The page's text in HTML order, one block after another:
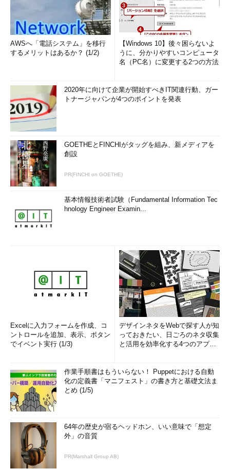
AWSへ「電話システム」を移行
するメリットはあるか？ (1/2)
【Windows 10】後々困らないよ
うに、分かりやすいコンピュータ
名（PC名）に変更する2つの方法
2020年に向けて企業が開始すべきIT関連行動、ガー
トナージャパンが4つのポイントを発表
GOETHEとFINCHIがタッグを組み、新メディアを
創設
PR(FINCHI on GOETHE)
基本情報技術者試験（Fundamental Information Tec
hnology Engineer Examin...
Excelに入力フォームを作成、コ
ントロールを追加、表示、ボタン
でイベント実行 (1/3)
デザインネタをWebで探す人が知
っておきたい、日ごろのネタ収集
と活用を効率化する4つのアプリ
作業手順書はもういらない！ Puppetにおける自動
化の定義書「マニフェスト」の書き方と基礎文法ま
とめ (1/5)
64年の歴史が宿るヘッドホン、いい意味で「想定
外」の音質
PR(Marshall Group AB)